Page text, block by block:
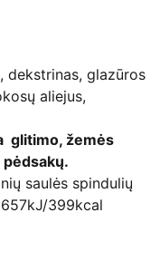
dekstrinas, glazūros
aliejus,
glitimo, žemės
saulės spindulių
399kcal